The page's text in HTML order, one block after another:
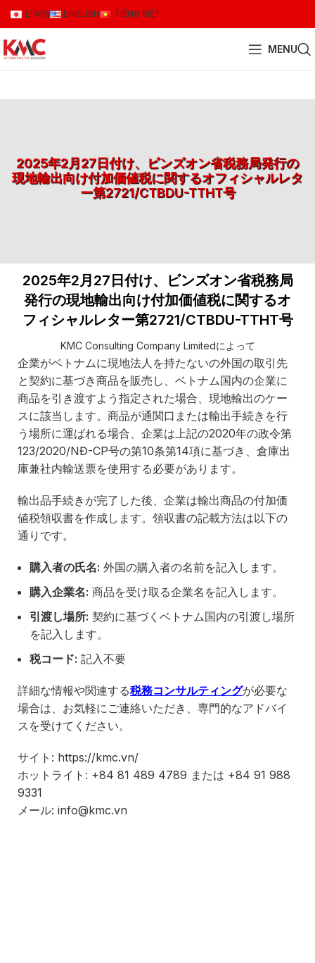
日本語 ENGLISH TIẾNG VIỆT
MENU
2025年2月27日付け、ビンズオン省税務局発行の
現地輸出向け付加価値税に関するオフィシャルレタ
ー第2721/CTBDU-TTHT号
2025年2月27日付け、ビンズオン省税務局
発行の現地輸出向け付加価値税に関するオ
フィシャルレター第2721/CTBDU-TTHT号
KMC Consulting Company Limitedによって
企業がベトナムに現地法人を持たないの外国の取引先
と契約に基づき商品を販売し、ベトナム国内の企業に
商品を引き渡すよう指定された場合、現地輸出のケー
スに該当します。商品が通関口または輸出手続きを行
う場所に運ばれる場合、企業は上記の2020年の政令第
123/2020/NĐ-CP号の第10条第14項に基づき、倉庫出
庫兼社内輸送票を使用する必要があります。
輸出品手続きが完了した後、企業は輸出商品の付加価
値税領収書を作成します。領収書の記載方法は以下の
通りです。
購入者の氏名: 外国の購入者の名前を記入します。
購入企業名: 商品を受け取る企業名を記入します。
引渡し場所: 契約に基づくベトナム国内の引渡し場所
を記入します。
税コード: 記入不要
詳細な情報や関連する税務コンサルティングが必要な
場合は、お気軽にご連絡いただき、専門的なアドバイ
スを受けてください。
サイト: https://kmc.vn/
ホットライト: +84 81 489 4789 または +84 91 988
9331
メール: info@kmc.vn